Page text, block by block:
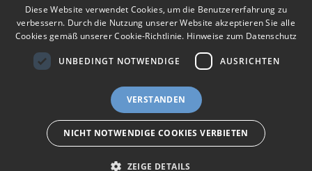
Nutzungsbedingungen Datenschutz
Barriere melden
m
A
c
Accessibility-Modus aktivieren
I
m
K
Kontrastmodus aktivieren
eigenes Gedenkportal erstellen
Diese Website verwendet Cookies, um die Benutzererfahrung zu
verbessern. Durch die Nutzung unserer Website akzeptieren Sie alle
Cookies gemäß unserer Cookie-Richtlinie. Hinweise zum Datenschutz
UNBEDINGT NOTWENDIGE AUSRICHTEN
VERSTANDEN
NICHT NOTWENDIGE COOKIES VERBIETEN
ZEIGE DETAILS